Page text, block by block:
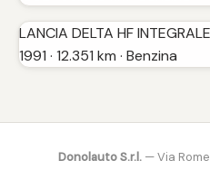
LANCIA DELTA HF
1991 · 12.351 km · Benzina
Donolauto S.r.l.— Via